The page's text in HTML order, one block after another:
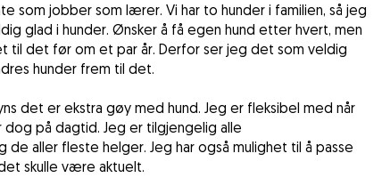
som jobber som lærer. Vi har to hunder i familien, så jeg
glad i hunder. Ønsker å få egen hund etter hvert, men
til det før om et par år. Derfor ser jeg det som veldig
hunder frem til det.
det er ekstra gøy med hund. Jeg er fleksibel med når
dog på dagtid. Jeg er tilgjengelig alle
aller fleste helger. Jeg har også mulighet til å passe
skulle være aktuelt.